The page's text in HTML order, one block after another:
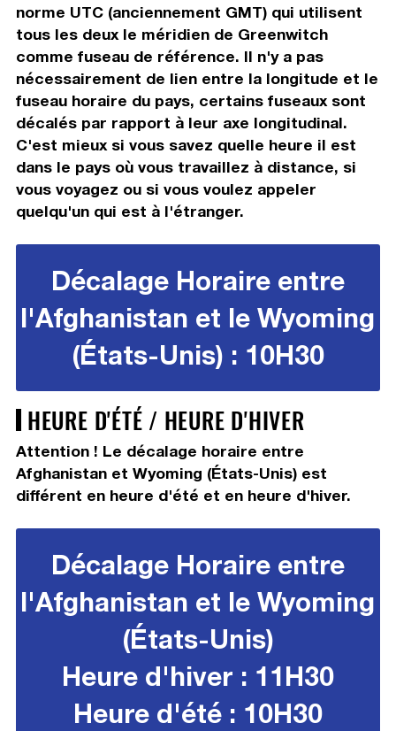
norme UTC (anciennement GMT) qui utilisent
tous les deux le méridien de Greenwitch
comme fuseau de référence. Il n'y a pas
nécessairement de lien entre la longitude et le
fuseau horaire du pays, certains fuseaux sont
décalés par rapport à leur axe longitudinal.
C'est mieux si vous savez quelle heure il est
dans le pays où vous travaillez à distance, si
vous voyagez ou si vous voulez appeler
quelqu'un qui est à l'étranger.
Décalage Horaire entre
l'Afghanistan et le Wyoming
(États-Unis) : 10H30
HEURE D'ÉTÉ / HEURE D'HIVER
Attention ! Le décalage horaire entre
Afghanistan et Wyoming (États-Unis) est
différent en heure d'été et en heure d'hiver.
Décalage Horaire entre
l'Afghanistan et le Wyoming
(États-Unis)
Heure d'hiver : 11H30
Heure d'été : 10H30